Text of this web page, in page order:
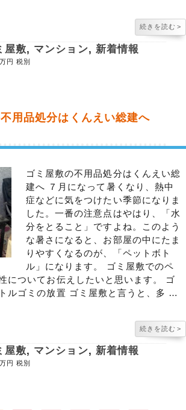
続きを読む >
屋敷, マンション, 新着情報
万円 税別
用品処分はくんえい総建へ
ゴミ屋敷の不用品処分はくんえい総
建へ ７月になって暑くなり、熱中
症などに気をつけたい季節になりま
した。一番の注意点はやはり、「水
分をとること」ですよね。このよう
な暑さになると、お部屋の中にたま
りやすくなるのが、「ペットボト
ル」になります。 ゴミ屋敷でのペ
についてお伝えしたいと思います。 ゴ
ルゴミの放置 ゴミ屋敷と言うと、多 …
続きを読む >
屋敷, マンション, 新着情報
万円 税別